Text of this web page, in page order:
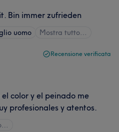
Bin immer zufrieden
uomo Mostra tutto…
Recensione verificata
color y el peinado me
profesionales y atentos.